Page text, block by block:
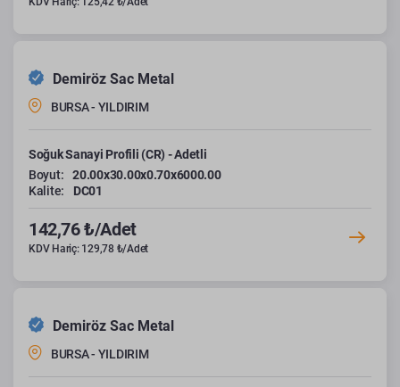
Demiröz Sac Metal
BURSA - YILDIRIM
Soğuk Sanayi Profili (CR) - Adetli
Boyut:
20.00x30.00x0.70x6000.00
Kalite:
DC01
142,76 ₺/Adet
KDV Hariç: 129,78 ₺/Adet
Demiröz Sac Metal
BURSA - YILDIRIM